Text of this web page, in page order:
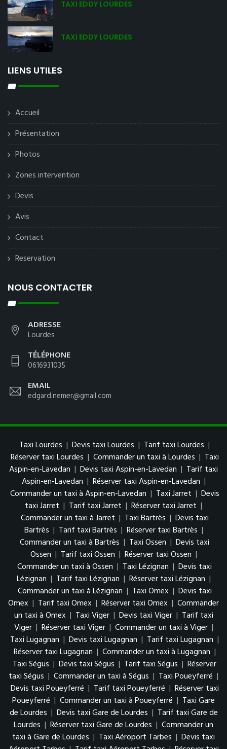
TAXI EDDY LOURDES
TAXI EDDY LOURDES
LIENS UTILES
Accueil
Présentation
Photos
Zones intervention
Devis
Avis
Contact
Reservation
NOUS CONTACTER
ADRESSE
Lourdes
TÉLÉPHONE
0616931035
EMAIL
edgard.nemer@gmail.com
Taxi Lourdes | Devis taxi Lourdes | Tarif taxi Lourdes |
Réserver taxi Lourdes | Commander un taxi à Lourdes | Taxi
Aspin-en-Lavedan | Devis taxi Aspin-en-Lavedan | Tarif taxi
Aspin-en-Lavedan | Réserver taxi Aspin-en-Lavedan |
Commander un taxi à Aspin-en-Lavedan | Taxi Jarret | Devis
taxi Jarret | Tarif taxi Jarret | Réserver taxi Jarret |
Commander un taxi à Jarret | Taxi Bartrès | Devis taxi
Bartrès | Tarif taxi Bartrès | Réserver taxi Bartrès |
Commander un taxi à Bartrès | Taxi Ossen | Devis taxi
Ossen | Tarif taxi Ossen | Réserver taxi Ossen |
Commander un taxi à Ossen | Taxi Lézignan | Devis taxi
Lézignan | Tarif taxi Lézignan | Réserver taxi Lézignan |
Commander un taxi à Lézignan | Taxi Omex | Devis taxi
Omex | Tarif taxi Omex | Réserver taxi Omex | Commander
un taxi à Omex | Taxi Viger | Devis taxi Viger | Tarif taxi
Viger | Réserver taxi Viger | Commander un taxi à Viger |
Taxi Lugagnan | Devis taxi Lugagnan | Tarif taxi Lugagnan |
Réserver taxi Lugagnan | Commander un taxi à Lugagnan |
Taxi Ségus | Devis taxi Ségus | Tarif taxi Ségus | Réserver
taxi Ségus | Commander un taxi à Ségus | Taxi Poueyferré |
Devis taxi Poueyferré | Tarif taxi Poueyferré | Réserver taxi
Poueyferré | Commander un taxi à Poueyferré | Taxi Gare
de Lourdes | Devis taxi Gare de Lourdes | Tarif taxi Gare de
Lourdes | Réserver taxi Gare de Lourdes | Commander un
taxi à Gare de Lourdes | Taxi Aéroport Tarbes | Devis taxi